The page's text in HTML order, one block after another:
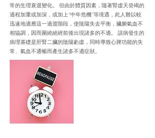
常的生理衰退變化。 但由於體質因素，隨著腎虛天癸竭的
過程加重或加深，或加上“中年危機”等境遇，此人難以較
迅速地適應這一過渡階段，使陰陽失去平衡，臟腑氣血不
相協調，因而圍繞絕經前後出現諸多的不適。 該病發生的
病理基礎是肝腎二臟的陰陽虧虛，同時導致心脾功能的失
常、氣血不通暢而產生諸多不適症狀。